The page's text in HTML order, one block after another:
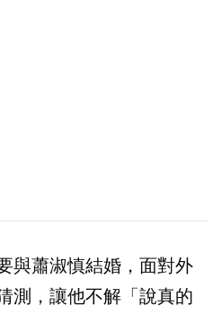
與蕭淑慎結婚，面對外
測，讓他不解「說真的